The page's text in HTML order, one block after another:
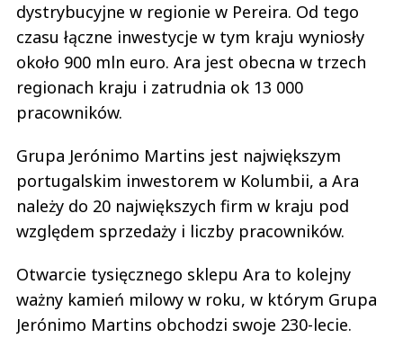
dystrybucyjne w regionie w Pereira. Od tego
czasu łączne inwestycje w tym kraju wyniosły
około 900 mln euro. Ara jest obecna w trzech
regionach kraju i zatrudnia ok 13 000
pracowników.
Grupa Jerónimo Martins jest największym
portugalskim inwestorem w Kolumbii, a Ara
należy do 20 największych firm w kraju pod
względem sprzedaży i liczby pracowników.
Otwarcie tysięcznego sklepu Ara to kolejny
ważny kamień milowy w roku, w którym Grupa
Jerónimo Martins obchodzi swoje 230-lecie.